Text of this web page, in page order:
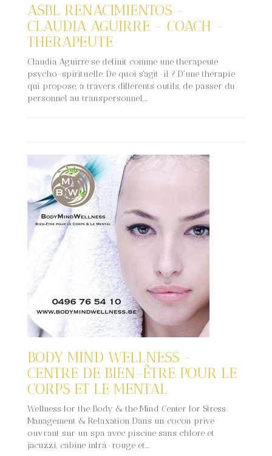
ASBL RENACIMIENTOS -
CLAUDIA AGUIRRE - COACH -
THÉRAPEUTE
Claudia Aguirre se définit comme une thérapeute
psycho-spirituelle. De quoi s'agit-il ? D'une thérapie
qui propose, à travers différents outils, de passer du
personnel au transpersonnel,...
BODY MIND WELLNESS -
CENTRE DE BIEN-ÊTRE POUR LE
CORPS ET LE MENTAL
Wellness for the Body & the Mind Center for Stress
Management & Relaxation Dans un cocon privé
ouvrant sur un spa avec piscine sans chlore et
jacuzzi, cabine infra-rouge et...